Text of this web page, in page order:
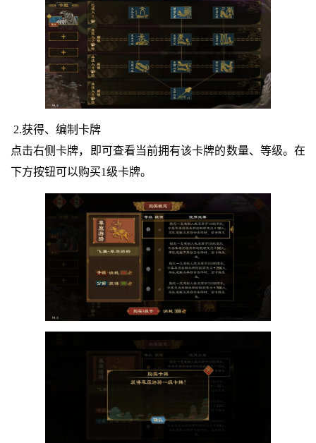
2.获得、编制卡牌
点击右侧卡牌，即可查看当前拥有该卡牌的数量、等级。在
下方按钮可以购买1级卡牌。